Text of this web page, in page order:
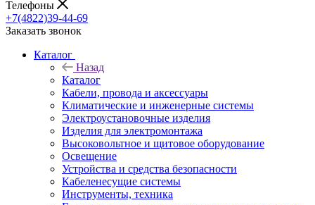
Телефоны
+7(4822)39-44-69
Заказать звонок
Каталог
Назад
Каталог
Кабели, провода и аксессуары
Климатические и инженерные системы
Электроустановочные изделия
Изделия для электромонтажа
Высоковольтное и щитовое оборудование
Освещение
Устройства и средства безопасности
Кабеленесущие системы
Инструменты, техника